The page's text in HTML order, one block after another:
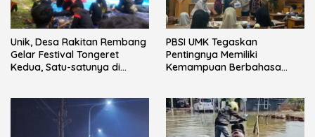
Unik, Desa Rakitan Rembang
Gelar Festival Tongeret
Kedua, Satu-satunya di
PBSI UMK Tegaskan
Pentingnya Memiliki
Kemampuan Berbahasa